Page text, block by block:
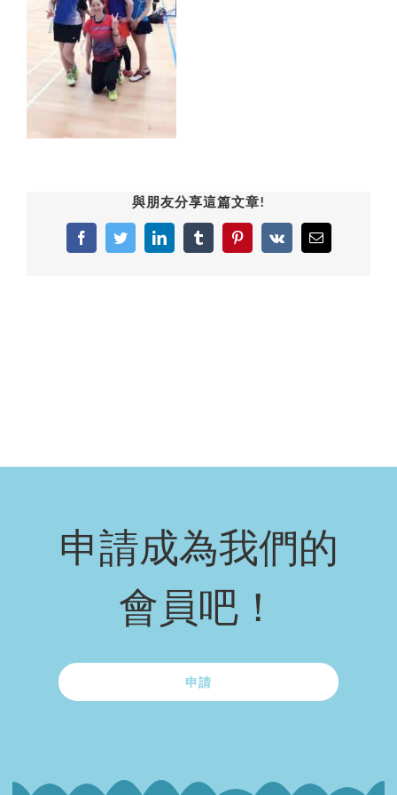
與朋友分享這篇文章!
FacebookTwitterLinkedInTumblrPinterest
Vk Email:
申請成為我們的
會員吧！
申請